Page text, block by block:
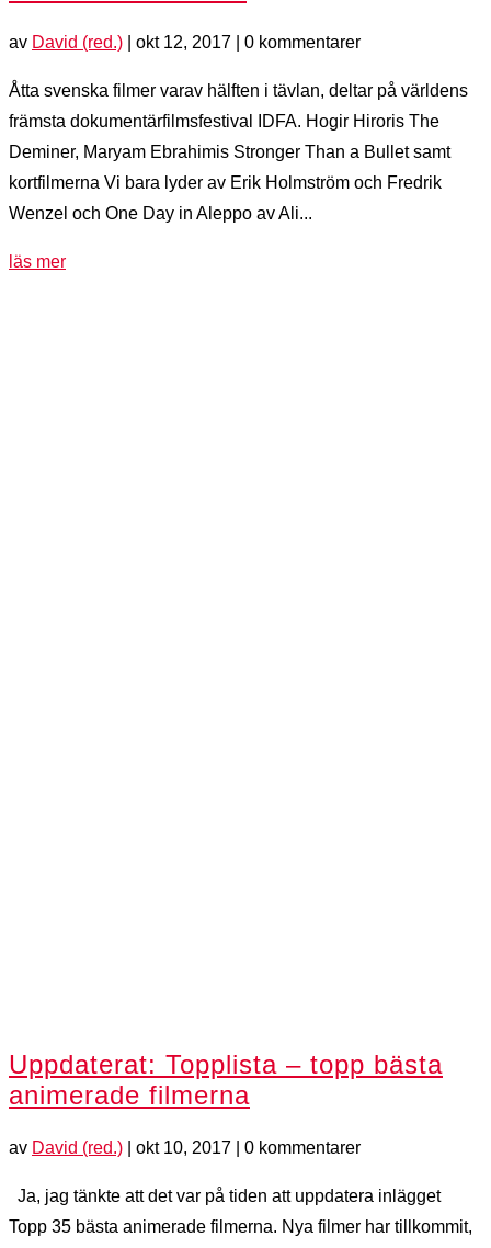
av David (red.) okt 12, 2017 | 0 kommentarer
Åtta svenska filmer varav hälften i tävlan, deltar på världens
främsta dokumentärfilmsfestival IDFA. Hogir Hiroris The
Deminer, Maryam Ebrahimis Stronger Than a Bullet samt
kortfilmerna Vi bara lyder av Erik Holmström och Fredrik
Wenzel och One Day in Aleppo av Ali...
läs mer
Uppdaterat: Topplista – topp bästa
animerade filmerna
av David (red.) okt 10, 2017 | 0 kommentarer
Ja, jag tänkte att det var på tiden att uppdatera inlägget
Topp 35 bästa animerade filmerna. Nya filmer har tillkommit,